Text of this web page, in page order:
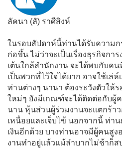
ลัคนา (ลั) ราศีสิงห์
ในรอบสัปดาห์นี้ท่านได้รับความก
ก่อขึ้น ไม่ว่าจะเป็นเรื่องธุรกิจกา
เต้นใกล้สำนักงาน จะได้พบกับค
เป็นพวกที่ไว้ใจได้ยาก อาจใช้เล่
ท่านต่างๆ นานา ต้องระวังตัวให้
ใหม่ๆ ยังมีเกณฑ์จะได้ติดต่อกับผู้
นาน หุ้นส่วนผู้ร่วมงานจะแตกร้า
เหนื่อยและเจ็บไข้ นอกจากนี้ ท่า
เงินอีกด้วย บางท่านอาจมีผู้คนสูง
งานทำอยู่แล้วแม้ลำบากไม่ช้าก็ส